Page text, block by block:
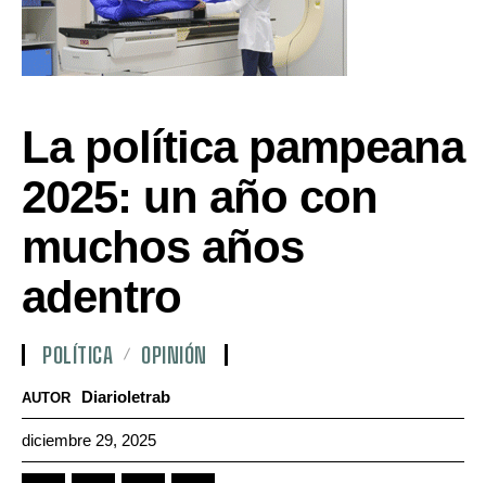
La política pampeana
2025: un año con
muchos años
adentro
POLÍTICA OPINIÓN
AUTOR Diarioletrab
diciembre 29, 2025